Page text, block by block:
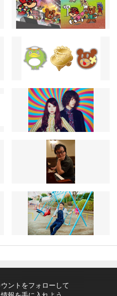
ントをフォローして